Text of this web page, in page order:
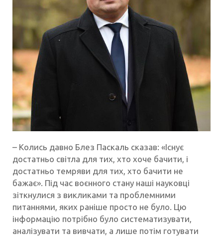
– Колись давно Блез Паскаль сказав: «Існує
достатньо світла для тих, хто хоче бачити, і
достатньо темряви для тих, хто бачити не
бажає». Під час воєнного стану наші науковці
зіткнулися з викликами та проблемними
питаннями, яких раніше просто не було. Цю
інформацію потрібно було систематизувати,
аналізувати та вивчати, а лише потім готувати